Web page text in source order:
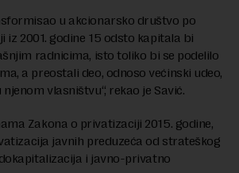
u akcionarsko društvo po
iz 2001. godine 15 odsto kapitala bi
radnicima, isto toliko bi se podelilo
a preostali deo, odnoso većinski udeo,
vlasništvu“, rekao je Savić.
Zakona o privatizaciji 2015. godine,
javnih preduzeća od strateškog
i javno-privatno